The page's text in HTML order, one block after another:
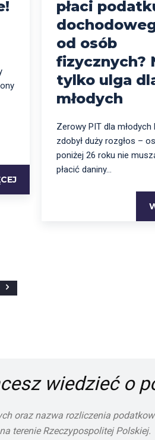
płaci
od osób
fizycznych?
tylko ulga
młodych
Zerowy PIT dla młodych
zdobył duży rozgłos –
poniżej 26 roku nie
płacić daniny...
wiedzieć o
oraz nazwa rozliczenia
terenie Rzeczypospolitej Polskiej.